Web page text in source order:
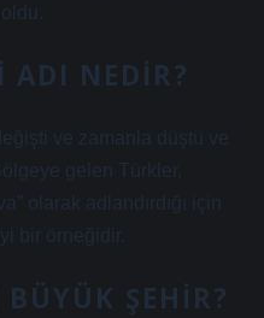
ADI NEDIR?
ve zamanla düştü ve
gelen Türkler,
olarak adlandırdığı için
bir örneğidir.
ŞEHIR?